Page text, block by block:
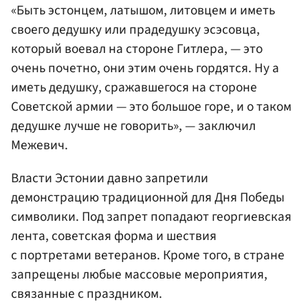
«Быть эстонцем, латышом, литовцем и иметь
своего дедушку или прадедушку эсэсовца,
который воевал на стороне Гитлера, — это
очень почетно, они этим очень гордятся. Ну а
иметь дедушку, сражавшегося на стороне
Советской армии — это большое горе, и о таком
дедушке лучше не говорить», — заключил
Межевич.
Власти Эстонии давно запретили
демонстрацию традиционной для Дня Победы
символики. Под запрет попадают георгиевская
лента, советская форма и шествия
с портретами ветеранов. Кроме того, в стране
запрещены любые массовые мероприятия,
связанные с праздником.